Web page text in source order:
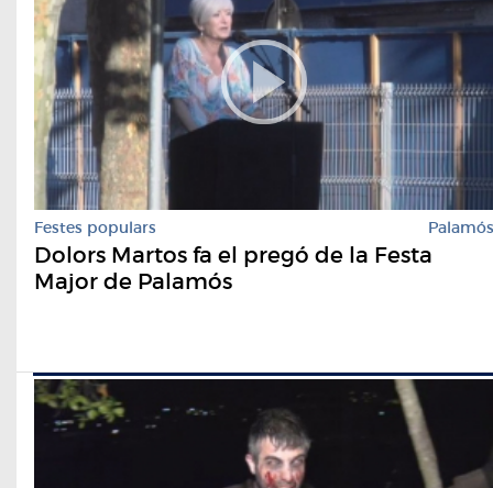
Festes populars Palamós
Dolors Martos fa el pregó de la Festa
Major de Palamós